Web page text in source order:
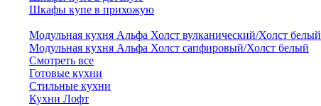
Шкафы купе в прихожую
Модульная кухня Альфа Холст вулканический/Холст белый
Модульная кухня Альфа Холст сапфировый/Холст белый
Смотреть все
Готовые кухни
Стильные кухни
Кухни Лофт